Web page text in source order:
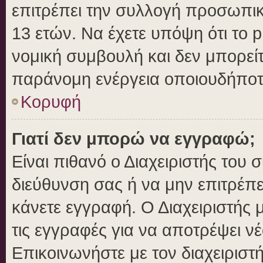
επιτρέπει την συλλογή
13 ετών. Να έχετε υπόψη ότι το
νομική συμβουλή και δεν
παράνομη ενέργεια
Κορυφή
Γιατί δεν μπορώ να εγγραφώ;
Είναι πιθανό ο Διαχειριστής του
διεύθυνση σας ή να μην
κάνετε εγγραφή. Ο Διαχειριστής
τις εγγραφές για να αποτρέψει
Επικοινωνήστε με τον